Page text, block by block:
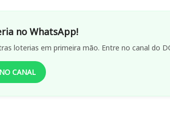
no WhatsApp!
loterias em primeira mão. Entre no canal do
CANAL